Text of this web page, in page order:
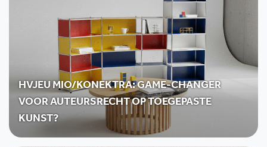
HVJEU MIO/KONEKTRA: GAME-CHANGER
VOOR AUTEURSRECHT OP TOEGEPASTE
KUNST?